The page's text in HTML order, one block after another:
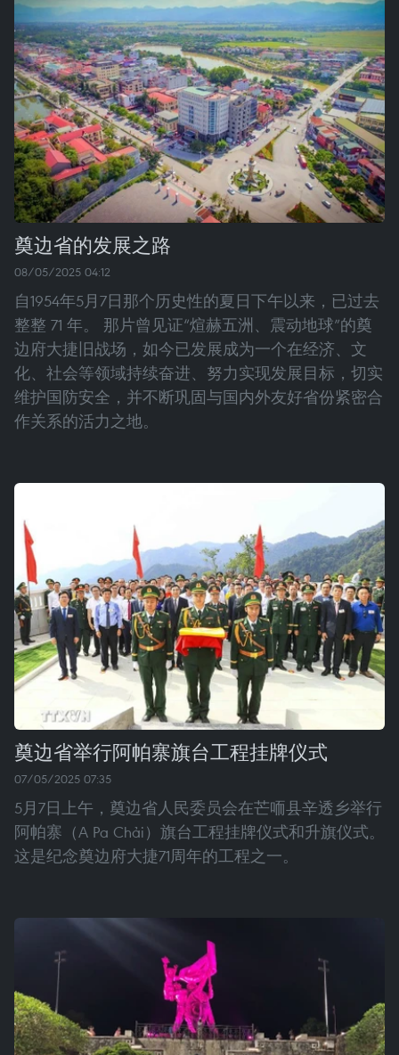
奠边省的发展之路
08/05/2025 04:12
自1954年5月7日那个历史性的夏日下午以来，已过去
整整 71 年。 那片曾见证“煊赫五洲、震动地球”的奠
边府大捷旧战场，如今已发展成为一个在经济、文
化、社会等领域持续奋进、努力实现发展目标，切实
维护国防安全，并不断巩固与国内外友好省份紧密合
作关系的活力之地。
奠边省举行阿帕寨旗台工程挂牌仪式
07/05/2025 07:35
5月7日上午，奠边省人民委员会在芒㖇县辛透乡举行
阿帕寨（A Pa Chải）旗台工程挂牌仪式和升旗仪式。
这是纪念奠边府大捷71周年的工程之一。